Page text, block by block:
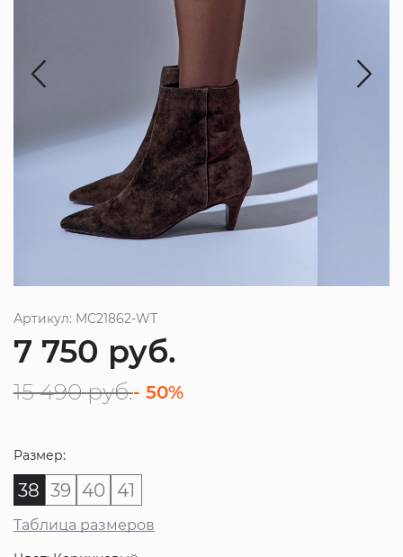
Артикул: MC21862-WT
7 750 руб.
15 490 руб.- 50%
Размер:
38 39 40 41
Таблица размеров